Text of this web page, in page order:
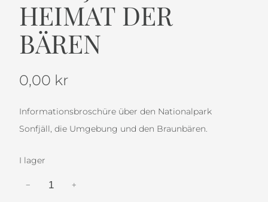
HEIMAT DER
BÄREN
0,00 kr
Informationsbroschüre über den Nationalpark
Sonfjäll, die Umgebung und den Braunbären.
I lager
− +